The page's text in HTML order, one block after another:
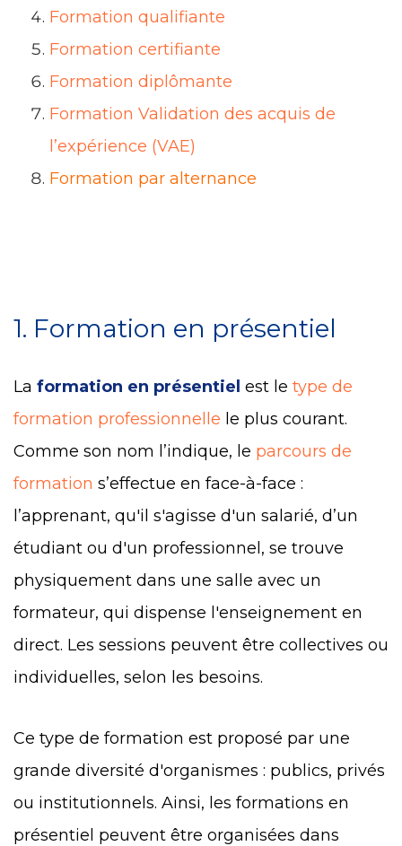
Formation qualifiante
Formation certifiante
Formation diplômante
Formation Validation des acquis de
l’expérience (VAE)
Formation par alternance
1. Formation en présentiel
La formation en présentiel est le type de
formation professionnelle le plus courant.
Comme son nom l’indique, le parcours de
formation s’effectue en face-à-face :
l’apprenant, qu'il s'agisse d'un salarié, d’un
étudiant ou d'un professionnel, se trouve
physiquement dans une salle avec un
formateur, qui dispense l'enseignement en
direct. Les sessions peuvent être collectives ou
individuelles, selon les besoins.
Ce type de formation est proposé par une
grande diversité d'organismes : publics, privés
ou institutionnels. Ainsi, les formations en
présentiel peuvent être organisées dans